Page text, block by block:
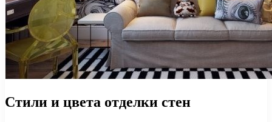
Стили и цвета отделки стен